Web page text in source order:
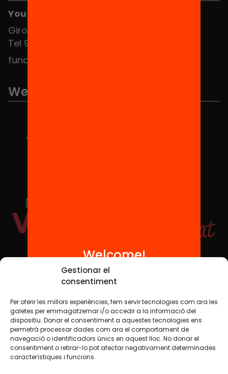
Gestionar el
consentiment
Per oferir les millors experiències, fem servir tecnologies com ara les
galetes per emmagatzemar i/o accedir a la informació del
dispositiu. Donar el consentiment a aquestes tecnologies ens
permetrà processar dades com ara el comportament de
navegació o identificadors únics en aquest lloc. No donar el
consentiment o retirar-lo pot afectar negativament determinades
característiques i funcions.
You can find us at the Social HUB
Girona 34, interior 08010 Barcelona
Tel 934 588 700
fundacio@equitat.org
We are part of...
Social Media
TW YTB IG FB IN
Legal NoticeCookie Policy
Welcome!